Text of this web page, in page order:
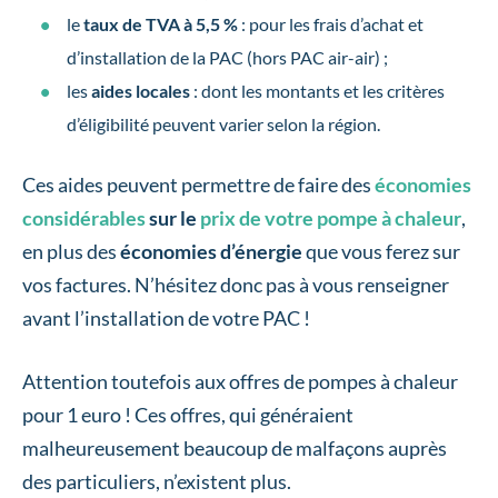
letaux de TVA à 5,5 % : pour les frais d’achat et
d’installation de la PAC (hors PAC air-air) ;
lesaides locales : dont les montants et les critères
d’éligibilité peuvent varier selon la région.
Ces aides peuvent permettre de faire deséconomies
considérablessur le prix de votre pompe à chaleur,
en plus deséconomies d’énergieque vous ferez sur
vos factures. N’hésitez donc pas à vous renseigner
avant l’installation de votre PAC !
Attention toutefois aux offres de pompes à chaleur
pour 1 euro ! Ces offres, qui généraient
malheureusement beaucoup de malfaçons auprès
des particuliers, n’existent plus.